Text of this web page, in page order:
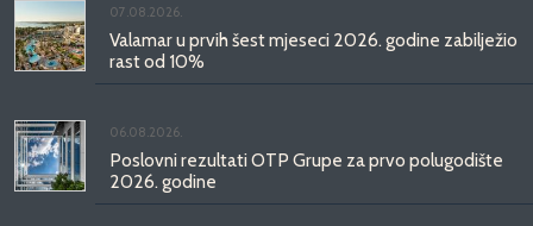
07.08.2026.
Valamar u prvih šest mjeseci 2026. godine zabilježio
rast od 10%
06.08.2026.
Poslovni rezultati OTP Grupe za prvo polugodište
2026. godine